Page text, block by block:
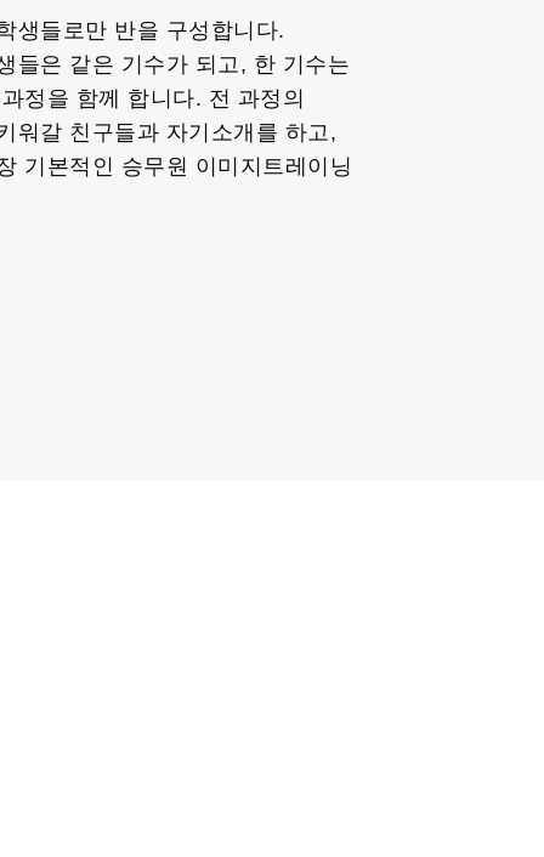
생들로만 반을 구성합니다.
들은 같은 기수가 되고, 한 기수는
정을 함께 합니다. 전 과정의
워갈 친구들과 자기소개를 하고,
기본적인 승무원 이미지트레이닝